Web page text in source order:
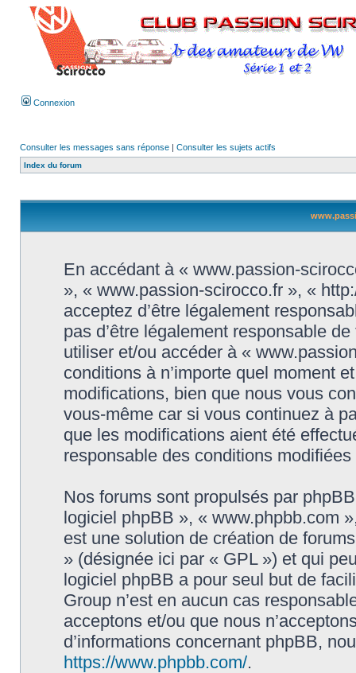
Connexion
Consulter les messages sans réponse | Consulter les sujets actifs
Index du forum
En accédant à « www.passion-
», « www.passion-scirocco.fr », «
acceptez d’être légalement
pas d’être légalement responsable
utiliser et/ou accéder à «
conditions à n’importe quel moment
modifications, bien que nous vous
vous-même car si vous continuez à
que les modifications aient été
responsable des conditions
Nos forums sont propulsés par
logiciel phpBB », « www.phpbb.com
est une solution de création de
» (désignée ici par « GPL ») et qui
logiciel phpBB a pour seul but de
Group n’est en aucun cas
acceptons et/ou que nous
d’informations concernant phpBB,
https://www.phpbb.com/.